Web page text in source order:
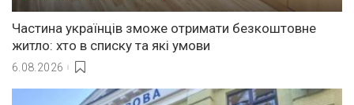
Частина українців зможе отримати безкоштовне
житло: хто в списку та які умови
6.08.2026